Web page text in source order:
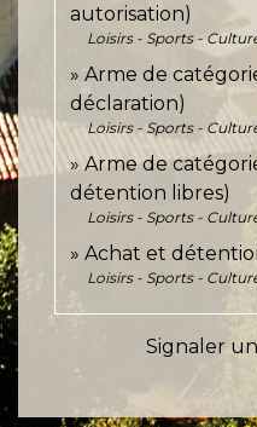
autorisation)
Loisirs - Sports -
Arme de
déclaration)
Loisirs - Sports -
Arme de
détention libres)
Loisirs - Sports -
Achat et
Loisirs - Sports -
Signaler